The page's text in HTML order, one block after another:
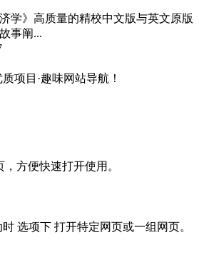
学》高质量的精校中文版与英文原版
事阐...
项目·趣味网站导航！
方便快速打开使用。
选项下 打开特定网页或一组网页。